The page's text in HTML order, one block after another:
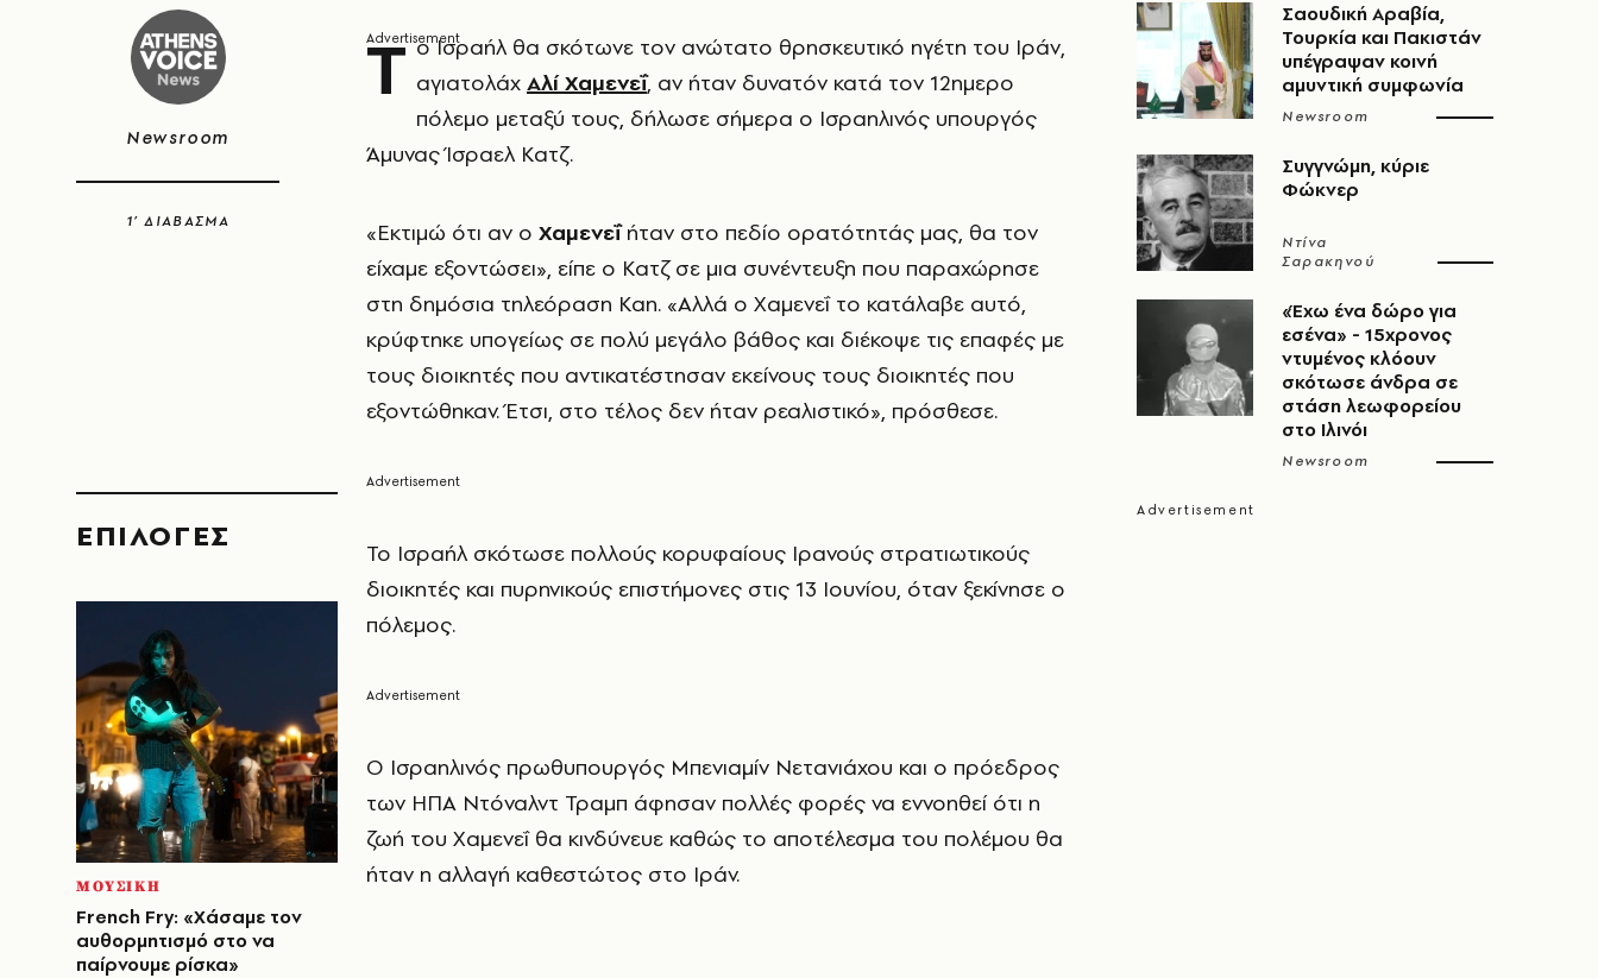
Newsroom
1’ ΔΙΑΒΑΣΜΑ
EΠΙΛΟΓΈΣ
ΜΟΥΣΙΚΗ
French Fry: «Χάσαμε τον
αυθορμητισμό στο να
παίρνουμε ρίσκα»
Τ ο Ισραήλ θα σκότωνε τον ανώτατο θρησκευτικό ηγέτη του Ιράν,
αγιατολάχ Αλί Χαμενεΐ, αν ήταν δυνατόν κατά τον 12ημερο
πόλεμο μεταξύ τους, δήλωσε σήμερα ο Ισραηλινός υπουργός
Άμυνας Ίσραελ Κατζ.
«Εκτιμώ ότι αν ο Χαμενεΐήταν στο πεδίο ορατότητάς μας, θα τον
είχαμε εξοντώσει», είπε ο Κατζ σε μια συνέντευξη που παραχώρησε
στη δημόσια τηλεόραση Kan. «Αλλά ο Χαμενεΐ το κατάλαβε αυτό,
κρύφτηκε υπογείως σε πολύ μεγάλο βάθος και διέκοψε τις επαφές με
τους διοικητές που αντικατέστησαν εκείνους τους διοικητές που
εξοντώθηκαν. Έτσι, στο τέλος δεν ήταν ρεαλιστικό», πρόσθεσε.
Το Ισραήλ σκότωσε πολλούς κορυφαίους Ιρανούς στρατιωτικούς
διοικητές και πυρηνικούς επιστήμονες στις 13 Ιουνίου, όταν ξεκίνησε ο
πόλεμος.
Ο Ισραηλινός πρωθυπουργός Μπενιαμίν Νετανιάχου και ο πρόεδρος
των ΗΠΑ Ντόναλντ Τραμπ άφησαν πολλές φορές να εννοηθεί ότι η
ζωή του Χαμενεΐ θα κινδύνευε καθώς το αποτέλεσμα του πολέμου θα
ήταν η αλλαγή καθεστώτος στο Ιράν.
Σαουδική Αραβία,
Τουρκία και Πακιστάν
υπέγραψαν κοινή
αμυντική συμφωνία
Newsroom
Συγγνώμη, κύριε
Φώκνερ
Ντίνα
Σαρακηνού
«Έχω ένα δώρο για
εσένα» - 15χρονος
ντυμένος κλόουν
σκότωσε άνδρα σε
στάση λεωφορείου
στο Ιλινόι
Newsroom